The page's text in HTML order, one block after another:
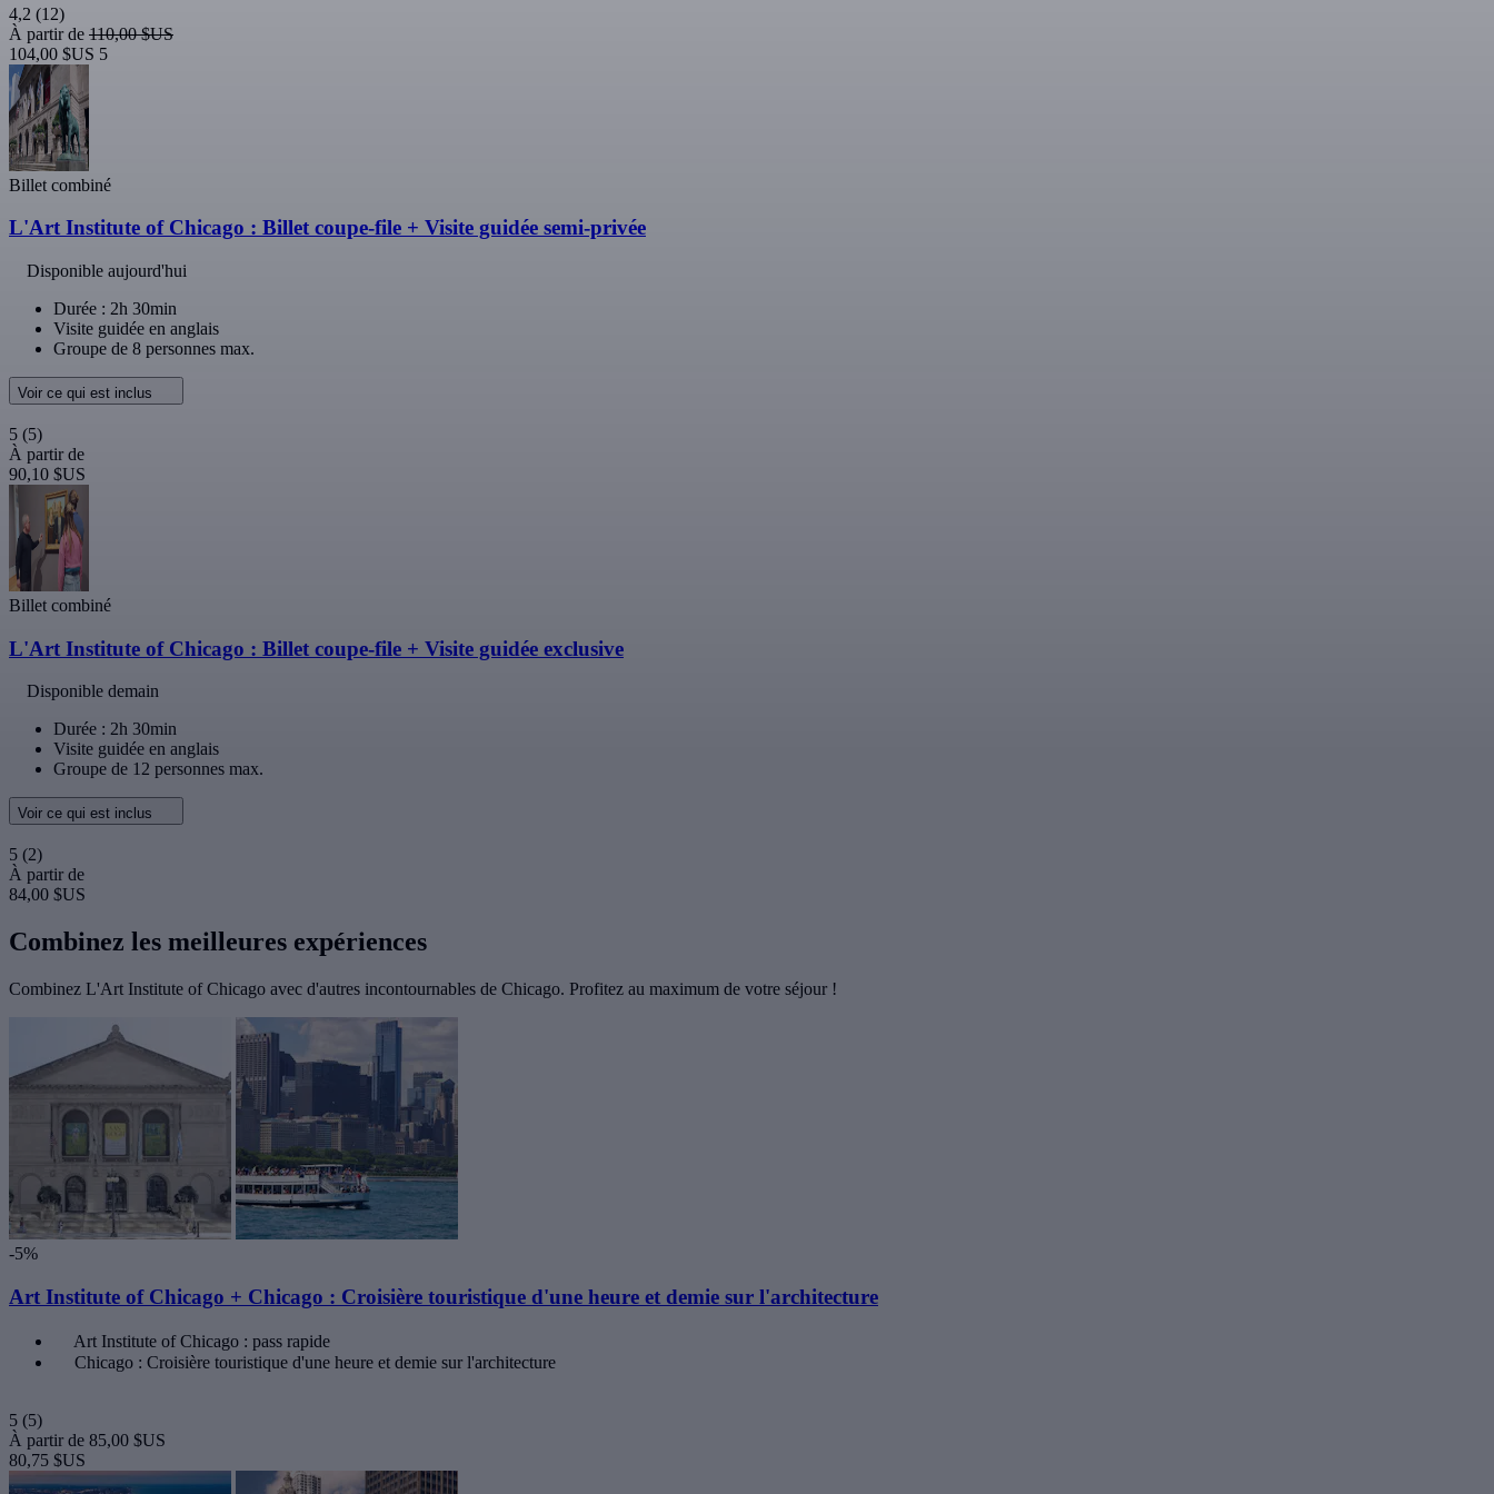
4,2 (12)
À partir de 110,00 $US
104,00 $US 5
Billet combiné
L'Art Institute of Chicago : Billet coupe-file + Visite guidée semi-privée
Disponible aujourd'hui
Durée : 2h 30min
Visite guidée en anglais
Groupe de 8 personnes max.
Voir ce qui est inclus
5 (5)
À partir de
90,10 $US
Billet combiné
L'Art Institute of Chicago : Billet coupe-file + Visite guidée exclusive
Disponible demain
Durée : 2h 30min
Visite guidée en anglais
Groupe de 12 personnes max.
Voir ce qui est inclus
5 (2)
À partir de
84,00 $US
Combinez les meilleures expériences
Combinez L'Art Institute of Chicago avec d'autres incontournables de Chicago. Profitez au maximum de votre séjour !
-5%
Art Institute of Chicago + Chicago : Croisière touristique d'une heure et demie sur l'architecture
Art Institute of Chicago : pass rapide
Chicago : Croisière touristique d'une heure et demie sur l'architecture
5 (5)
À partir de 85,00 $US
80,75 $US